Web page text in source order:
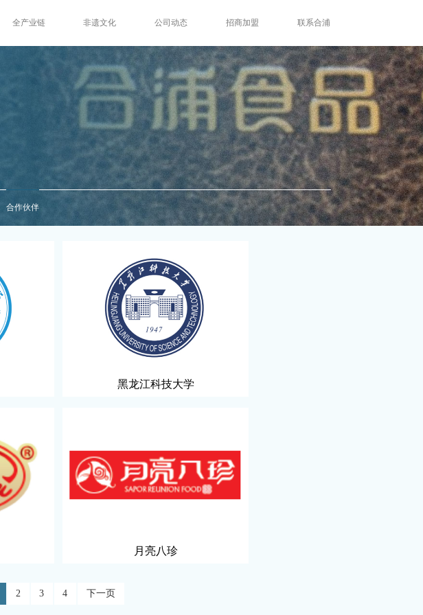
全产业链 非遗文化 公司动态 招商加盟 联系合浦
合作伙伴
黑龙江科技大学
月亮八珍
2 3 4 下一页